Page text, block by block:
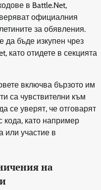
в Battle.Net,
официалния
за обявления.
да бъде изкупен чрез
като отидете в секцията
включва бързото им
са чувствителни към
се уверят, че отговарят
кода, като например
или участие в
на